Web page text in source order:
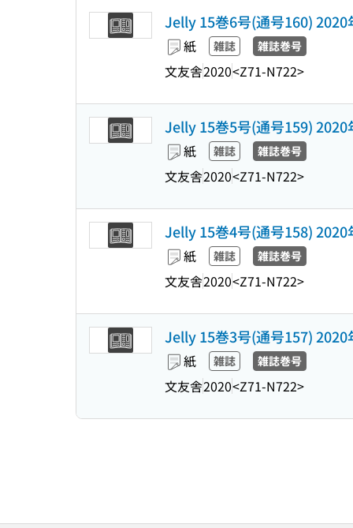
Jelly 15巻6号(通号160) 2020
紙 雑誌 雑誌巻号
文友舎2020<Z71-N722>
Jelly 15巻5号(通号159) 2020
紙 雑誌 雑誌巻号
文友舎2020<Z71-N722>
Jelly 15巻4号(通号158) 2020
紙 雑誌 雑誌巻号
文友舎2020<Z71-N722>
Jelly 15巻3号(通号157) 2020
紙 雑誌 雑誌巻号
文友舎2020<Z71-N722>